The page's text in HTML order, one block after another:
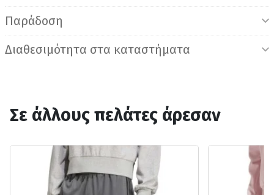
Παράδοση
Διαθεσιμότητα στα καταστήματα
Σε άλλους πελάτες άρεσαν